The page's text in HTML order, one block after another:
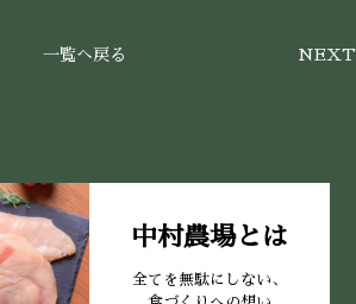
一覧へ戻る NEXT
中村農場とは
全てを無駄にしない、